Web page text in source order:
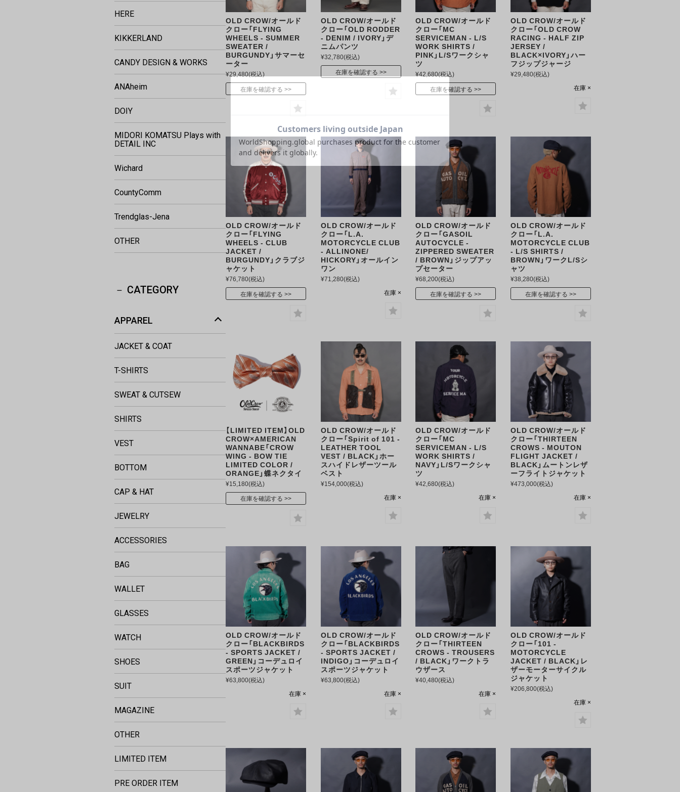
OLD CROW/オールド
クロー「FLYING
WHEELS - SUMMER
SWEATER /
BURGUNDY」サマーセ
ーター
¥29,480(税込)
在庫を確認する
OLD CROW/オールド
クロー「OLD RODDER
- DENIM / IVORY」デ
ニムパンツ
¥32,780(税込)
在庫を確認する
OLD CROW/オールド
クロー「MC
SERVICEMAN - L/S
WORK SHIRTS /
PINK」L/Sワークシャ
ツ
¥42,680(税込)
在庫を確認する
OLD CROW/オールド
クロー「OLD CROW
RACING - HALF ZIP
JERSEY /
BLACK×IVORY」ハー
フジップジャージ
¥29,480(税込)
在庫 ×
OLD CROW/オールド
クロー「FLYING
WHEELS - CLUB
JACKET /
BURGUNDY」クラブジ
ャケット
¥76,780(税込)
在庫を確認する
OLD CROW/オールド
クロー「L.A.
MOTORCYCLE CLUB
- ALLINONE/
HICKORY」オールイン
ワン
¥71,280(税込)
在庫 ×
OLD CROW/オールド
クロー「GASOIL
AUTOCYCLE -
ZIPPERED SWEATER
/ BROWN」ジップアッ
プセーター
¥68,200(税込)
在庫を確認する
OLD CROW/オールド
クロー「L.A.
MOTORCYCLE CLUB
- L/S SHIRTS /
BROWN」ワークL/Sシ
ャツ
¥38,280(税込)
在庫を確認する
【LIMITED ITEM】OLD
CROW×AMERICAN
WANNABE「CROW
WING - BOW TIE
LIMITED COLOR /
ORANGE」蝶ネクタイ
¥15,180(税込)
在庫を確認する
OLD CROW/オールド
クロー「Spirit of 101 -
LEATHER TOOL
VEST / BLACK」ホー
スハイドレザーツール
ベスト
¥154,000(税込)
在庫 ×
OLD CROW/オールド
クロー「MC
SERVICEMAN - L/S
WORK SHIRTS /
NAVY」L/Sワークシャ
ツ
¥42,680(税込)
在庫 ×
OLD CROW/オールド
クロー「THIRTEEN
CROWS - MOUTON
FLIGHT JACKET /
BLACK」ムートンレザ
ーフライトジャケット
¥473,000(税込)
在庫 ×
OLD CROW/オールド
クロー「BLACKBIRDS
- SPORTS JACKET /
GREEN」コーデュロイ
スポーツジャケット
¥63,800(税込)
在庫 ×
OLD CROW/オールド
クロー「BLACKBIRDS
- SPORTS JACKET /
INDIGO」コーデュロイ
スポーツジャケット
¥63,800(税込)
在庫 ×
OLD CROW/オールド
クロー「THIRTEEN
CROWS - TROUSERS
/ BLACK」ワークトラ
ウザース
¥40,480(税込)
在庫 ×
OLD CROW/オールド
クロー「101 -
MOTORCYCLE
JACKET / BLACK」レ
ザーモーターサイクル
ジャケット
¥206,800(税込)
在庫 ×
HERE
KIKKERLAND
CANDY DESIGN & WORKS
ANAheim
DOIY
MIDORI KOMATSU Plays with
DETAIL INC
Wichard
CountyComm
Trendglas-Jena
OTHER
CATEGORY
APPAREL
JACKET & COAT
T-SHIRTS
SWEAT & CUTSEW
SHIRTS
VEST
BOTTOM
CAP & HAT
JEWELRY
ACCESSORIES
BAG
WALLET
GLASSES
WATCH
SHOES
SUIT
MAGAZINE
OTHER
LIMITED ITEM
PRE ORDER ITEM